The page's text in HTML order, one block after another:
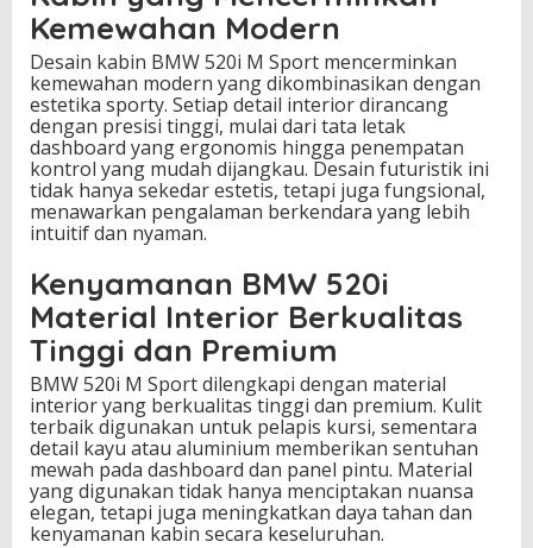
0
i
M
S
p
o
r
t
Kemewahan Modern
Desain kabin BMW 520i M Sport mencerminkan
kemewahan modern yang dikombinasikan dengan
estetika sporty. Setiap detail interior dirancang
dengan presisi tinggi, mulai dari tata letak
dashboard yang ergonomis hingga penempatan
kontrol yang mudah dijangkau. Desain futuristik ini
tidak hanya sekedar estetis, tetapi juga fungsional,
menawarkan pengalaman berkendara yang lebih
intuitif dan nyaman.
Kenyamanan BMW 520i
Material Interior Berkualitas
Tinggi dan Premium
BMW 520i M Sport dilengkapi dengan material
interior yang berkualitas tinggi dan premium. Kulit
terbaik digunakan untuk pelapis kursi, sementara
detail kayu atau aluminium memberikan sentuhan
mewah pada dashboard dan panel pintu. Material
yang digunakan tidak hanya menciptakan nuansa
elegan, tetapi juga meningkatkan daya tahan dan
kenyamanan kabin secara keseluruhan.